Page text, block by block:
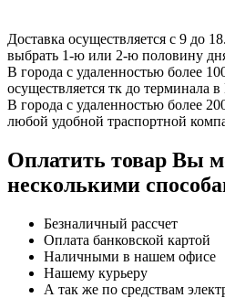
Доставка осуществляется с 9 до
выбрать 1-ю или 2-ю половину
В города с удаленностью более
осуществляется тк до терминала
В города с удаленностью более
любой удобной траспортной
Оплатить товар Вы
несколькими
Безналичный рассчет
Оплата банковской картой
Наличными в нашем офисе
Нашему курьеру
А так же по средствам